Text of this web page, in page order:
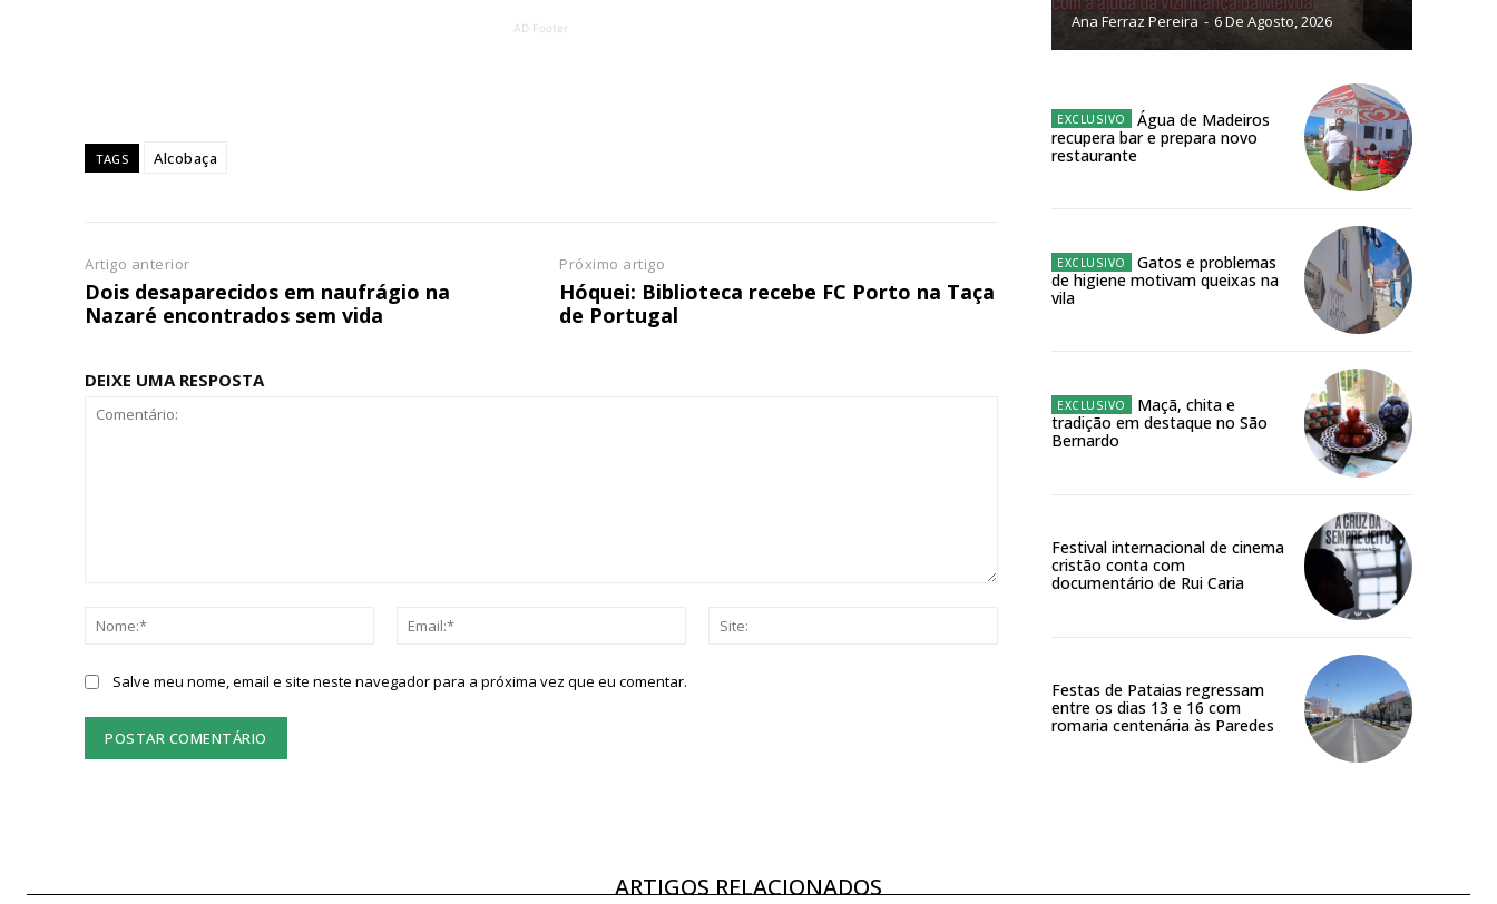
12 meses
Acesso ao conteúdo online
Acesso aos conteúdos Exclusivos para
AD Footer
TAGS Alcobaça
Artigo anterior
Dois desaparecidos em naufrágio na
Nazaré encontrados sem vida
Próximo artigo
Hóquei: Biblioteca recebe FC Porto na Taça
de Portugal
DEIXE UMA RESPOSTA
Nome:*
Email:*
Salve meu nome, email e site neste navegador para a próxima vez que eu comentar.
Ana Ferraz Pereira - 6 De Agosto, 2026
Água de Madeiros
recupera bar e prepara novo
restaurante
Gatos e problemas
de higiene motivam queixas na
vila
Maçã, chita e
tradição em destaque no São
Bernardo
Festival internacional de cinema
cristão conta com
documentário de Rui Caria
Festas de Pataias regressam
entre os dias 13 e 16 com
romaria centenária às Paredes
ARTIGOS RELACIONADOS